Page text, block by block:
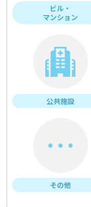
ビル・
マンション
公共施設
その他